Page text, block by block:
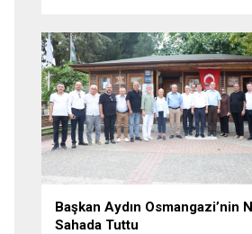
esnada bir yaşlı kadının
işsizliğine dair yakınmasını dinledi.
dertlerini Kürtçe olarak doğrudan
Şimşek’e aktarması, orada
ilgisini çekti. Şimşek ise samimi
Başkan Aydın Osmangazi’nin
Sahada Tuttu